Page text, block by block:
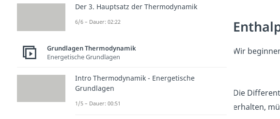
Wir
Die
erhalten,
Der 3. Hauptsatz der Thermodynamik
6/6 – Dauer: 02:22
Grundlagen Thermodynamik
Energetische Grundlagen
Intro Thermodynamik - Energetische
Grundlagen
1/5 – Dauer: 00:51